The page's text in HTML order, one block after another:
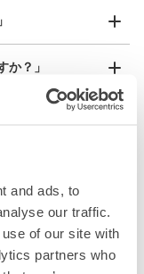
and ads, to
our traffic.
of our site with
partners who
物であればどんなサイズでも
か？」
楽器類を預かっ
すか？」
うサービスです